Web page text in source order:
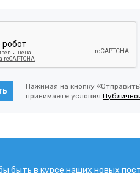
Нажимая на кнопку
принимаете условия
быть в курсе наших новых